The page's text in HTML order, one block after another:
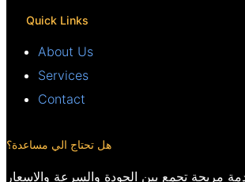
Quick Links
About Us
Services
Contact
هل تحتاج الي مساعدة؟
مريحة تجمع بين الجودة والسرعة والاسعار